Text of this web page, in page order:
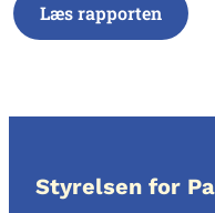
Læs rapporten
Styrelsen for